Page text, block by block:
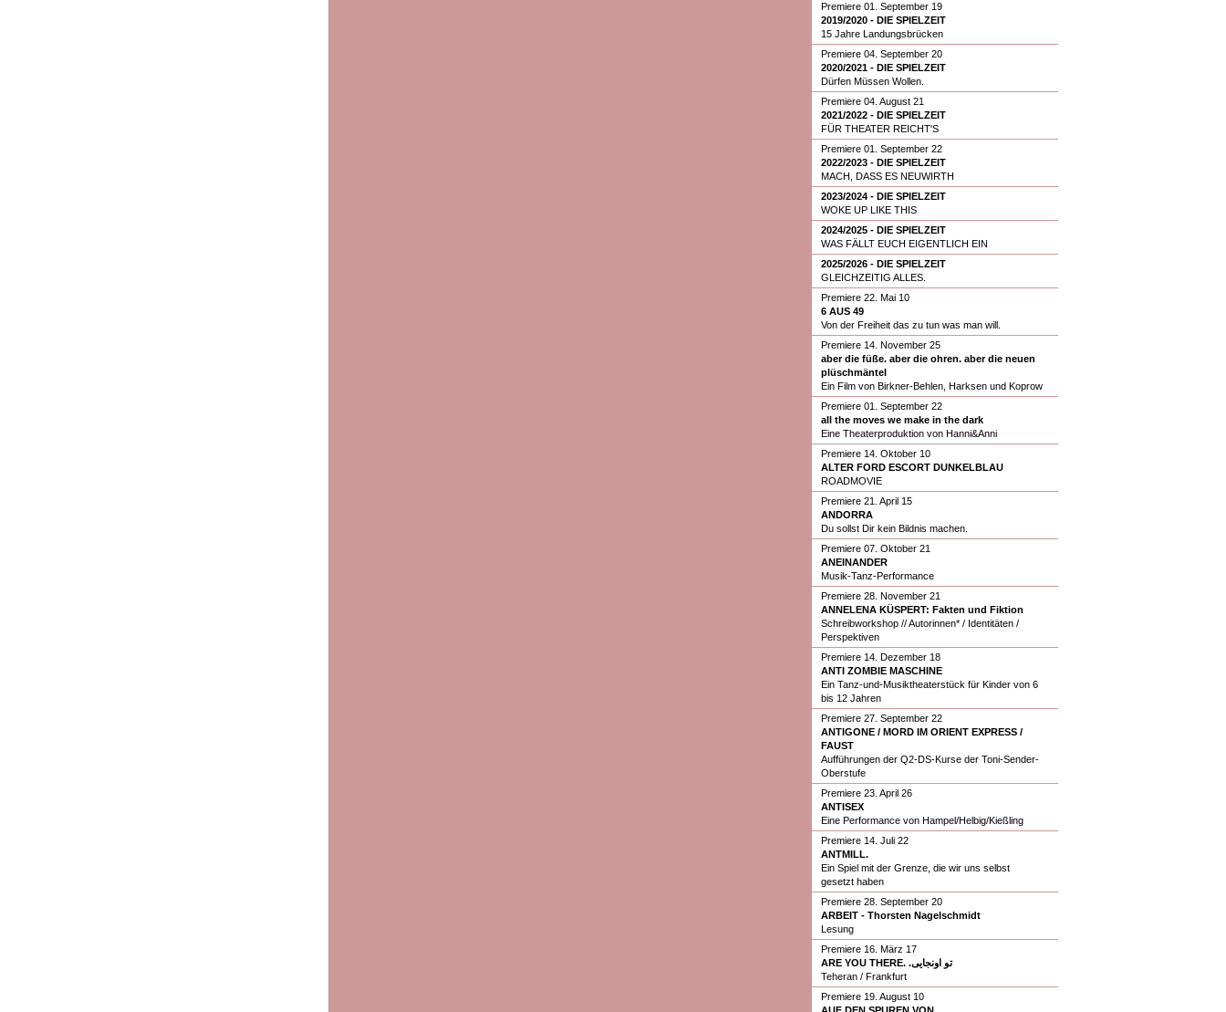
Premiere 01. September 19
2019/2020 - DIE SPIELZEIT
15 Jahre Landungsbrücken
Premiere 04. September 20
2020/2021 - DIE SPIELZEIT
Dürfen Müssen Wollen.
Premiere 04. August 21
2021/2022 - DIE SPIELZEIT
FÜR THEATER REICHT'S
Premiere 01. September 22
2022/2023 - DIE SPIELZEIT
MACH, DASS ES NEUWIRTH
2023/2024 - DIE SPIELZEIT
WOKE UP LIKE THIS
2024/2025 - DIE SPIELZEIT
WAS FÄLLT EUCH EIGENTLICH EIN
2025/2026 - DIE SPIELZEIT
GLEICHZEITIG ALLES.
Premiere 22. Mai 10
6 AUS 49
Von der Freiheit das zu tun was man will.
Premiere 14. November 25
aber die füße. aber die ohren. aber die neuen
plüschmäntel
Ein Film von Birkner-Behlen, Harksen und Koprow
Premiere 01. September 22
all the moves we make in the dark
Eine Theaterproduktion von Hanni&Anni
Premiere 14. Oktober 10
ALTER FORD ESCORT DUNKELBLAU
ROADMOVIE
Premiere 21. April 15
ANDORRA
Du sollst Dir kein Bildnis machen.
Premiere 07. Oktober 21
ANEINANDER
Musik-Tanz-Performance
Premiere 28. November 21
ANNELENA KÜSPERT: Fakten und Fiktion
Schreibworkshop // Autorinnen* / Identitäten /
Perspektiven
Premiere 14. Dezember 18
ANTI ZOMBIE MASCHINE
Ein Tanz-und-Musiktheaterstück für Kinder von 6
bis 12 Jahren
Premiere 27. September 22
ANTIGONE / MORD IM ORIENT EXPRESS /
FAUST
Aufführungen der Q2-DS-Kurse der Toni-Sender-
Oberstufe
Premiere 23. April 26
ANTISEX
Eine Performance von Hampel/Helbig/Kießling
Premiere 14. Juli 22
ANTMILL.
Ein Spiel mit der Grenze, die wir uns selbst
gesetzt haben
Premiere 28. September 20
ARBEIT - Thorsten Nagelschmidt
Lesung
Premiere 16. März 17
ARE YOU THERE. .تو اونجایی
Teheran / Frankfurt
Premiere 19. August 10